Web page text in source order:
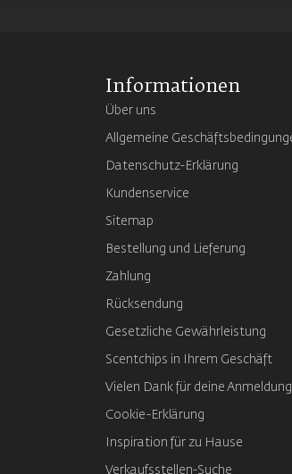
Informationen
Über uns
Allgemeine
Datenschutz-Erklärung
Kundenservice
Sitemap
Bestellung und Lieferung
Zahlung
Rücksendung
Gesetzliche Gewährleistung
Scentchips in Ihrem Geschäft
Vielen Dank für deine Anmeldung
Cookie-Erklärung
Inspiration für zu Hause
Verkaufsstellen-Suche